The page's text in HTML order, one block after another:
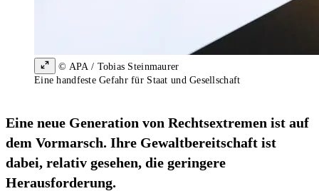
© APA / Tobias Steinmaurer
Eine handfeste Gefahr für Staat und Gesellschaft
Eine neue Generation von Rechtsextremen ist auf
dem Vormarsch. Ihre Gewaltbereitschaft ist
dabei, relativ gesehen, die geringere
Herausforderung.